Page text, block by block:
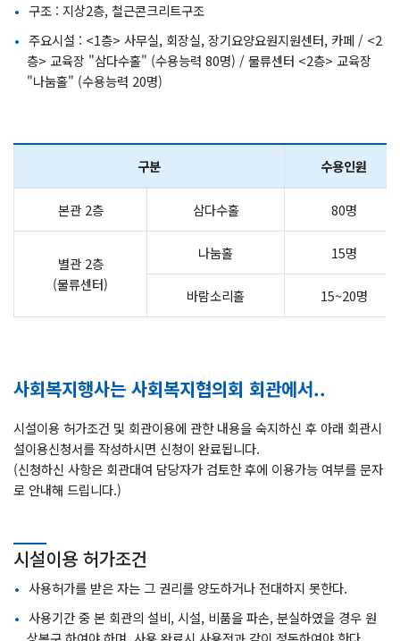
구조 : 지상2층, 철근콘크리트구조
주요시설 : <1층> 사무실, 회장실, 장기요양요원지원센터, 카페 / <2
층> 교육장 "삼다수홀" (수용능력 80명) / 물류센터 <2층> 교육장
"나눔홀" (수용능력 20명)
구분 수용인원
본관 2층 삼다수홀 80명
별관 2층
(물류센터)
나눔홀 15명
바람소리홀 15~20명
사회복지행사는 사회복지협의회 회관에서..
시설이용 허가조건 및 회관이용에 관한 내용을 숙지하신 후 아래 회관시
설이용신청서를 작성하시면 신청이 완료됩니다.
(신청하신 사항은 회관대여 담당자가 검토한 후에 이용가능 여부를 문자
로 안내해 드립니다.)
시설이용 허가조건
사용허가를 받은 자는 그 권리를 양도하거나 전대하지 못한다.
사용기간 중 본 회관의 설비, 시설, 비품을 파손, 분실하였을 경우 원